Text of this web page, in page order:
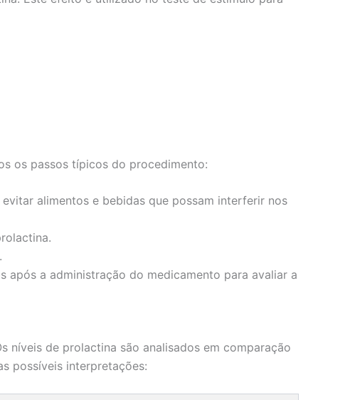
os passos típicos do procedimento:
alimentos e bebidas que possam interferir nos
após a administração do medicamento para avaliar a
níveis de prolactina são analisados em comparação
possíveis interpretações: